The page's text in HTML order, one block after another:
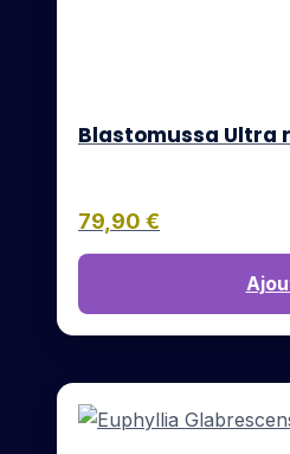
Blastomussa Ultra
79,90 €